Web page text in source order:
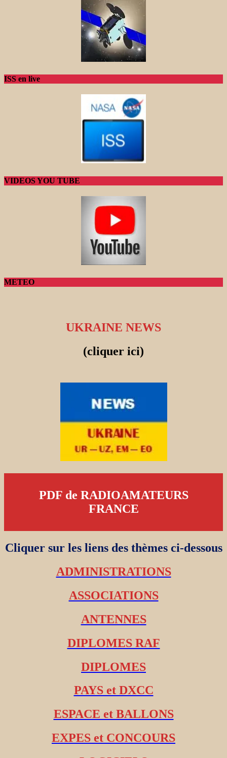
ISS en live
VIDEOS YOU TUBE
METEO
UKRAINE NEWS
(cliquer ici)
PDF de RADIOAMATEURS
FRANCE
Cliquer sur les liens des thèmes ci-dessous
ADMINISTRATIONS
ASSOCIATIONS
ANTENNES
DIPLOMES RAF
DIPLOMES
PAYS et DXCC
ESPACE et BALLONS
EXPES et CONCOURS